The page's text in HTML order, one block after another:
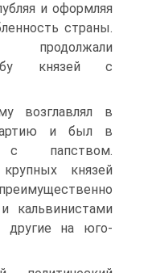
и оформляя
страны.
продолжа­ли
князей с
возглавлял в
и был в
пап­ством.
князей
кальвинистами
дру­гие на юго-